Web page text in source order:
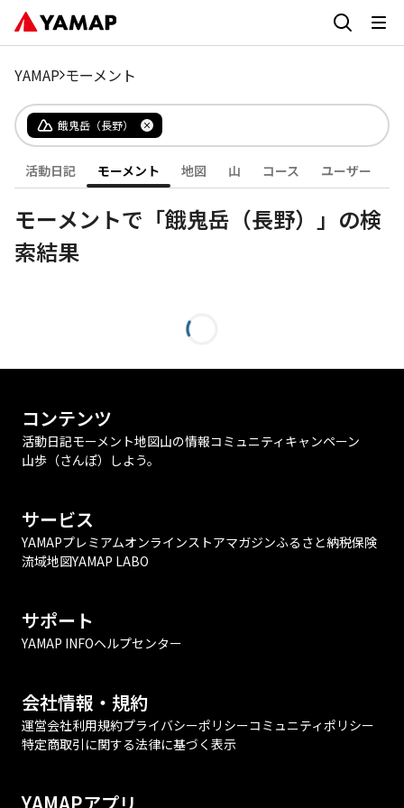
YAMAP モーメント
餓鬼岳（長野）
活動日記 モーメント 地図 山 コース ユーザー
モーメントで「餓鬼岳（長野）」の検
索結果
コンテンツ
活動日記モーメント地図山の情報コミュニティ キャンペーン
山歩（さんぽ）しよう。
サービス
YAMAPプレミアムオンラインストアマガジンふるさと納税保険
流域地図YAMAP LABO
サポート
YAMAP INFOヘルプセンター
会社情報・規約
運営会社利用規約プライバシーポリシーコミュニティポリシー
特定商取引に関する法律に基づく表示